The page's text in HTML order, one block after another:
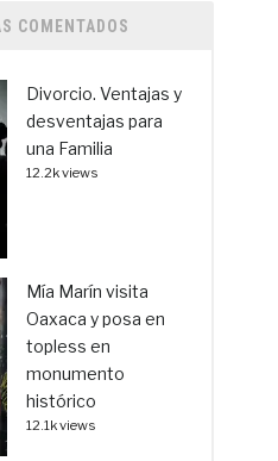
COMENTADOS
Divorcio. Ventajas y
desventajas para
una Familia
12.2k views
Mía Marín visita
Oaxaca y posa en
topless en
monumento
histórico
12.1k views